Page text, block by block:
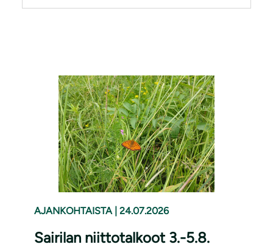
AJANKOHTAISTA 24.07.2026
Sairilan niittotalkoot 3.-5.8.